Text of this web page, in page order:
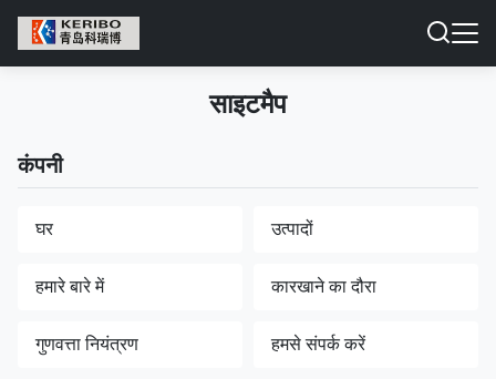
साइटमैप
कंपनी
घर उत्पादों
हमारे बारे में कारखाने का दौरा
गुणवत्ता नियंत्रण हमसे संपर्क करें